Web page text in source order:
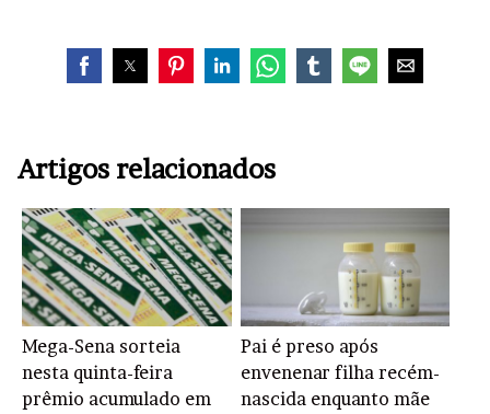
Artigos relacionados
Mega-Sena sorteia
nesta quinta-feira
prêmio acumulado em
Pai é preso após
envenenar filha recém-
nascida enquanto mãe